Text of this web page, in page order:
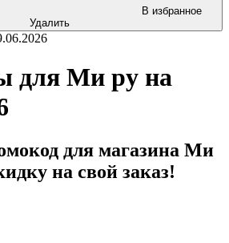
В избранное
Удалить
для Ми ру на
для магазина Ми
на свой заказ!